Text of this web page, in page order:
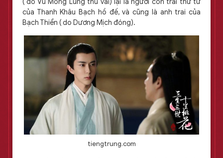
( do Vu Mông Lung thủ vai) lại là người con trai thứ tư
của Thanh Khâu Bạch hồ đế, và cũng là anh trai của
Bạch Thiển ( do Dương Mịch đóng).
tiengtrung.com